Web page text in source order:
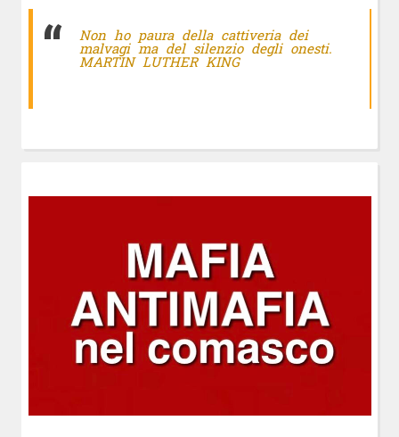
Non ho paura della cattiveria dei
malvagi ma del silenzio degli onesti.
MARTIN LUTHER KING